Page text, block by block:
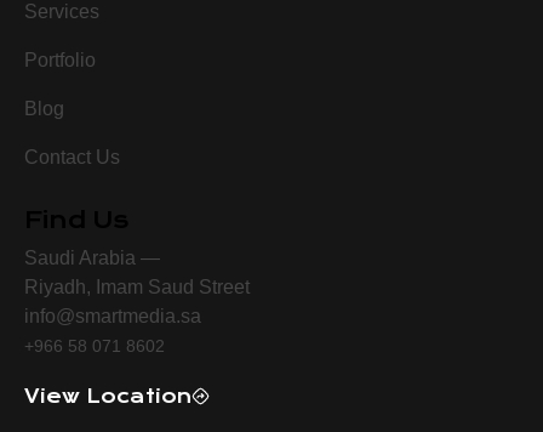
Services
Portfolio
Blog
Contact Us
Saudi Arabia —
Riyadh, Imam Saud Street
info@smartmedia.sa
+966 58 071 8602
View Location